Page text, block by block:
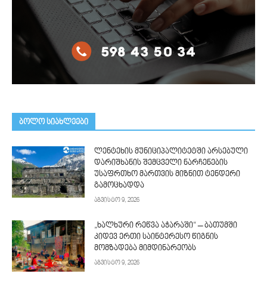
ᲑᲝᲚᲝ ᲡᲘᲐᲮᲚᲔᲔᲑᲘ
ლენტეხის მუნიციპალიტეტში არსებული
დარიშხანის შემცველი ნარჩენების
უსაფრთხო მართვის მიზნით ტენდერი
გამოცხადდა
აგვისტო 9, 2026
„ხალხური რეწვა აჭარაში“ – ბათუმში
კიდევ ერთი საინტერესო წიგნის
მომზადება მიმდინარეობს
აგვისტო 9, 2026